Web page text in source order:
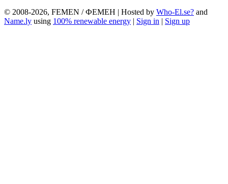
© 2008-2026, FEMEN / ФЕМЕН | Hosted by Who-El.se? and
Name.ly using 100% renewable energy | Sign in | Sign up